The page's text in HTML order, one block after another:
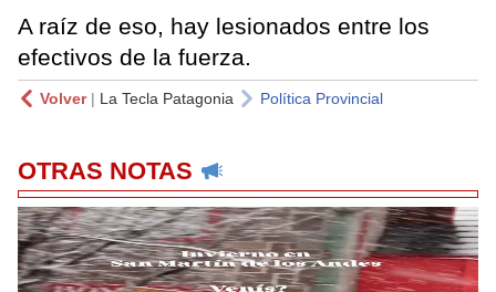
A raíz de eso, hay lesionados entre los
efectivos de la fuerza.
Volver| La Tecla Patagonia Política Provincial
OTRAS NOTAS